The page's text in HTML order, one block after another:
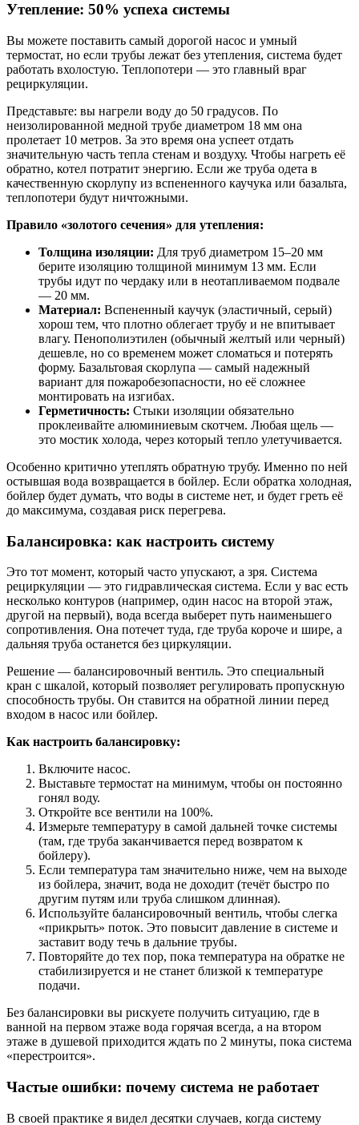
Утепление: 50% успеха системы
Вы можете поставить самый дорогой насос и умный
термостат, но если трубы лежат без утепления, система будет
работать вхолостую. Теплопотери — это главный враг
рециркуляции.
Представьте: вы нагрели воду до 50 градусов. По
неизолированной медной трубе диаметром 18 мм она
пролетает 10 метров. За это время она успеет отдать
значительную часть тепла стенам и воздуху. Чтобы нагреть её
обратно, котел потратит энергию. Если же труба одета в
качественную скорлупу из вспененного каучука или базальта,
теплопотери будут ничтожными.
Правило «золотого сечения» для утепления:
Толщина изоляции: Для труб диаметром 15–20 мм
берите изоляцию толщиной минимум 13 мм. Если
трубы идут по чердаку или в неотапливаемом подвале
— 20 мм.
Материал: Вспененный каучук (эластичный, серый)
хорош тем, что плотно облегает трубу и не впитывает
влагу. Пенополиэтилен (обычный желтый или черный)
дешевле, но со временем может сломаться и потерять
форму. Базальтовая скорлупа — самый надежный
вариант для пожаробезопасности, но её сложнее
монтировать на изгибах.
Герметичность: Стыки изоляции обязательно
проклеивайте алюминиевым скотчем. Любая щель —
это мостик холода, через который тепло улетучивается.
Особенно критично утеплять обратную трубу. Именно по ней
остывшая вода возвращается в бойлер. Если обратка холодная,
бойлер будет думать, что воды в системе нет, и будет греть её
до максимума, создавая риск перегрева.
Балансировка: как настроить систему
Это тот момент, который часто упускают, а зря. Система
рециркуляции — это гидравлическая система. Если у вас есть
несколько контуров (например, один насос на второй этаж,
другой на первый), вода всегда выберет путь наименьшего
сопротивления. Она потечет туда, где труба короче и шире, а
дальняя труба останется без циркуляции.
Решение — балансировочный вентиль. Это специальный
кран с шкалой, который позволяет регулировать пропускную
способность трубы. Он ставится на обратной линии перед
входом в насос или бойлер.
Как настроить балансировку:
Включите насос.
Выставьте термостат на минимум, чтобы он постоянно
гонял воду.
Откройте все вентили на 100%.
Измерьте температуру в самой дальней точке системы
(там, где труба заканчивается перед возвратом к
бойлеру).
Если температура там значительно ниже, чем на выходе
из бойлера, значит, вода не доходит (течёт быстро по
другим путям или труба слишком длинная).
Используйте балансировочный вентиль, чтобы слегка
«прикрыть» поток. Это повысит давление в системе и
заставит воду течь в дальние трубы.
Повторяйте до тех пор, пока температура на обратке не
стабилизируется и не станет близкой к температуре
подачи.
Без балансировки вы рискуете получить ситуацию, где в
ванной на первом этаже вода горячая всегда, а на втором
этаже в душевой приходится ждать по 2 минуты, пока система
«перестроится».
Частые ошибки: почему система не работает
В своей практике я видел десятки случаев, когда систему